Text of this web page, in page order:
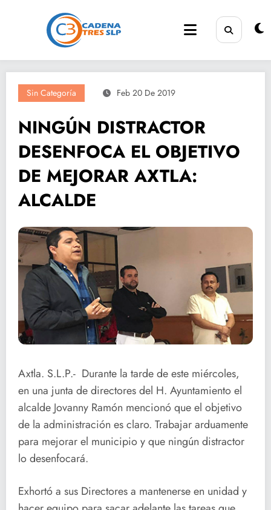
Sin Categoría Feb 20 De 2019
NINGÚN DISTRACTOR
DESENFOCA EL OBJETIVO
DE MEJORAR AXTLA:
ALCALDE
Axtla. S.L.P.- Durante la tarde de este miércoles,
en una junta de directores del H. Ayuntamiento el
alcalde Jovanny Ramón mencionó que el objetivo
de la administración es claro. Trabajar arduamente
para mejorar el municipio y que ningún distractor
lo desenfocará.
Exhortó a sus Directores a mantenerse en unidad y